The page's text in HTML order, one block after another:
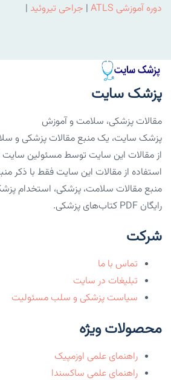
دوره آموزشی ATLS | جراحی تیروئید |
پزشک سایت
مقالات پزشکی، سلامت و آموزش
پزشک سایت، یک منبع مقالات پزشکی و
از مقالات این سایت توسط مسئولین سایت
استفاده از مقالات این سایت فقط با ذکر
منبع مقالات سلامت، پزشکی، استخدام
رایگان PDF کتاب‌های پزشکی.
شرکت
تماس با ما
تبلیغات در سایت
سیاست پزشکی و سلب مسئولیت
محصولات ویژه
راهنمای علمی اوزمپیک
راهنمای علمی ساکسندا